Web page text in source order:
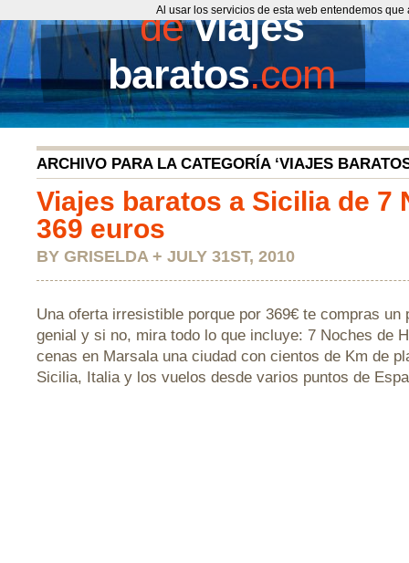
deviajes
baratos.com
ARCHIVO PARA LA CATEGORÍA ‘VIAJES
Viajes baratos a Sicilia de 7
369 euros
BY GRISELDA + JULY 31ST, 2010
Una oferta irresistible porque por 369€ te compras un
genial y si no, mira todo lo que incluye: 7 Noches de
cenas en Marsala una ciudad con cientos de Km de
Sicilia, Italia y los vuelos desde varios puntos de
Al usar los servicios de esta web entendemos